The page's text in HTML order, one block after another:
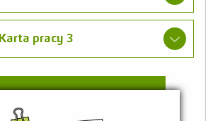
Karta pracy 3